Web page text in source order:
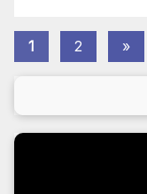
wpisów
1 2 »